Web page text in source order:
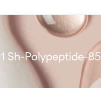
Sh-Polypeptide-85